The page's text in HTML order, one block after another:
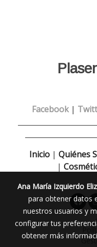
Facebook|
Inicio| Quiénes
|
Ana María Izquierdo
para obtener datos
nuestros usuarios y
configurar tus
obtener más